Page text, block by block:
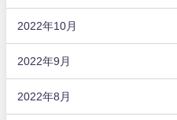
2022年10月
2022年9月
2022年8月